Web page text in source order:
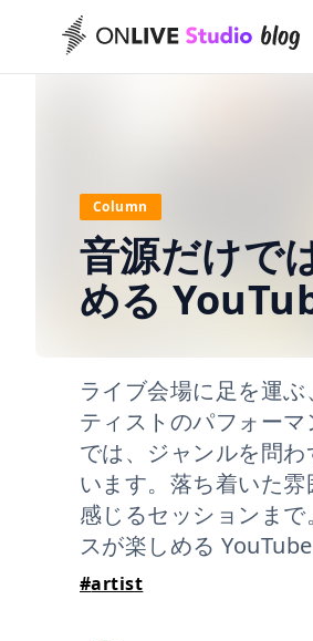
Column
音源だけで
める
ライブ会場に足を運
ティストのパフォー
では、ジャンルを問
います。落ち着いた
感じるセッションま
スが楽しめる
#artist